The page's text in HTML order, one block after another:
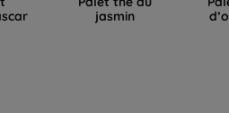
jasmin